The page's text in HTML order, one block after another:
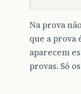
Na prova
que a prova
aparecem
provas. Só